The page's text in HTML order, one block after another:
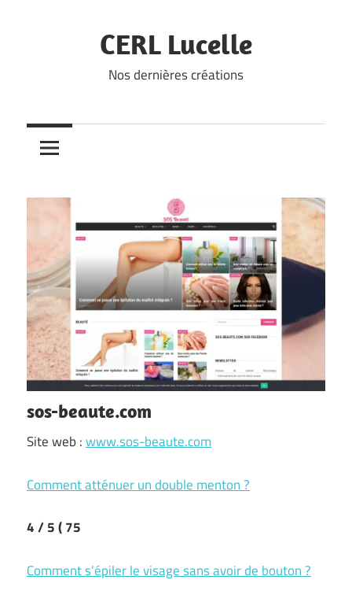
CERL Lucelle
Nos dernières créations
sos-beaute.com
Site web :www.sos-beaute.com
Comment atténuer un double menton ?
4/ 5( 75
Comment s’épiler le visage sans avoir de bouton ?